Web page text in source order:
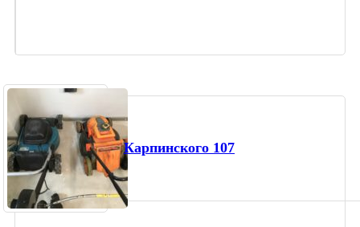
Карпинского 107